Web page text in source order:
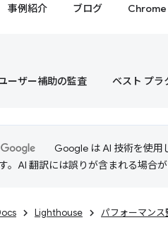
事例紹介 ブログ Chrome
ーザー補助の監査 ベスト プラ
Google は AI 技術を使用
。AI 翻訳には誤りが含まれる場合が
Lighthouse パフォーマンス